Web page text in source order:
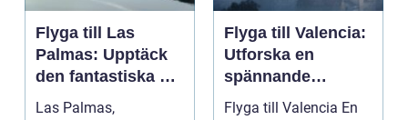
Flyga till Las
Palmas: Upptäck
den fantastiska ön
Gran Canaria
Las Palmas,
Flyga till Valencia:
Utforska en
spännande
destination
Flyga till Valencia En